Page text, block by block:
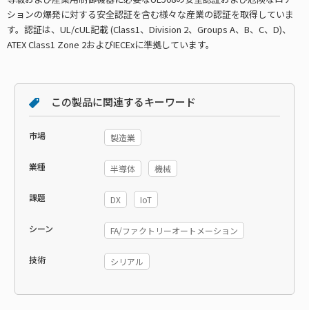
ションの爆発に対する安全認証を含む様々な産業の認証を取得していま
す。認証は、UL/cUL記載 (Class1、Division 2、Groups A、B、C、D)、
ATEX Class1 Zone 2およびIECExに準拠しています。
この製品に関連するキーワード
市場 製造業
業種 半導体 機械
課題 DX IoT
シーン FA/ファクトリーオートメーション
技術 シリアル